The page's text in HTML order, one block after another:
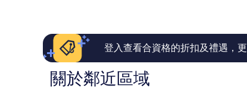
價
評
價
價
篇
評
價
登入查看合資格的折扣及禮遇，
關於鄰近區域